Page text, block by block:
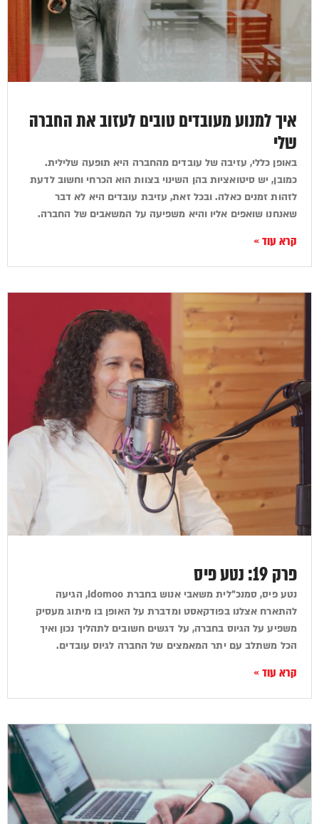
איך למנוע מעובדים טובים לעזוב את החברה
שלי
באופן כללי, עזיבה של עובדים מהחברה היא תופעה שלילית.
כמובן, יש סיטואציות בהן השינוי בצוות הוא הכרחי וחשוב לדעת
לזהות זמנים כאלה. ובכל זאת, עזיבת עובדים היא לא דבר
שאנחנו שואפים אליו והיא משפיעה על המשאבים של החברה.
קרא עוד »
פרק 19: נטע פיס
נטע פיס, סמנכ"לית משאבי אנוש בחברת Idomoo, הגיעה
להתארח אצלנו בפודקאסט ומדברת על האופן בו מיתוג מעסיק
משפיע על הגיוס בחברה, על דגשים חשובים לתהליך נכון ואיך
הכל משתלב עם יתר המאמצים של החברה לגיוס עובדים.
קרא עוד »